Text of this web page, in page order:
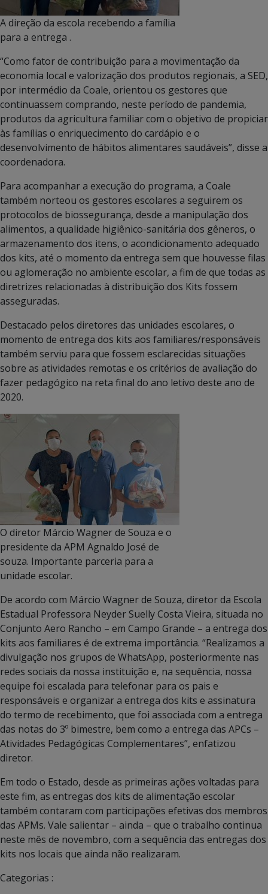
A direção da escola recebendo a família
para a entrega .
“Como fator de contribuição para a movimentação da
economia local e valorização dos produtos regionais, a SED,
por intermédio da Coale, orientou os gestores que
continuassem comprando, neste período de pandemia,
produtos da agricultura familiar com o objetivo de propiciar
às famílias o enriquecimento do cardápio e o
desenvolvimento de hábitos alimentares saudáveis”, disse a
coordenadora.
Para acompanhar a execução do programa, a Coale
também norteou os gestores escolares a seguirem os
protocolos de biossegurança, desde a manipulação dos
alimentos, a qualidade higiênico-sanitária dos gêneros, o
armazenamento dos itens, o acondicionamento adequado
dos kits, até o momento da entrega sem que houvesse filas
ou aglomeração no ambiente escolar, a fim de que todas as
diretrizes relacionadas à distribuição dos Kits fossem
asseguradas.
Destacado pelos diretores das unidades escolares, o
momento de entrega dos kits aos familiares/responsáveis
também serviu para que fossem esclarecidas situações
sobre as atividades remotas e os critérios de avaliação do
fazer pedagógico na reta final do ano letivo deste ano de
2020.
O diretor Márcio Wagner de Souza e o
presidente da APM Agnaldo José de
souza. Importante parceria para a
unidade escolar.
De acordo com Márcio Wagner de Souza, diretor da Escola
Estadual Professora Neyder Suelly Costa Vieira, situada no
Conjunto Aero Rancho – em Campo Grande – a entrega dos
kits aos familiares é de extrema importância. “Realizamos a
divulgação nos grupos de WhatsApp, posteriormente nas
redes sociais da nossa instituição e, na sequência, nossa
equipe foi escalada para telefonar para os pais e
responsáveis e organizar a entrega dos kits e assinatura
do termo de recebimento, que foi associada com a entrega
das notas do 3º bimestre, bem como a entrega das APCs –
Atividades Pedagógicas Complementares”, enfatizou
diretor.
Em todo o Estado, desde as primeiras ações voltadas para
este fim, as entregas dos kits de alimentação escolar
também contaram com participações efetivas dos membros
das APMs. Vale salientar – ainda – que o trabalho continua
neste mês de novembro, com a sequência das entregas dos
kits nos locais que ainda não realizaram.
Categorias :